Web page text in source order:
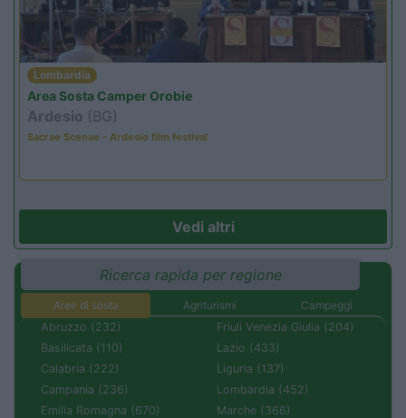
Lombardia
Area Sosta Camper Orobie
Ardesio (BG)
Sacrae Scenae - Ardesio film festival
Vedi altri
Ricerca rapida per regione
Aree di sosta Agriturismi
Campeggi
Abruzzo (232)
Basilicata (110)
Calabria (222)
Campania (236)
Emilia Romagna (670)
Friuli Venezia Giulia (204)
Lazio (433)
Liguria (137)
Lombardia (452)
Marche (366)